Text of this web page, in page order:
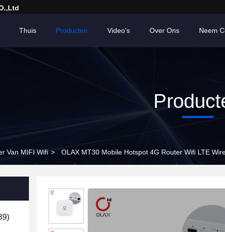
Thuis Producten Video's Over Ons Neem
Van MIFI Wifi > OLAX MT30 Mobile Hotspot 4G Router Wifi LTE